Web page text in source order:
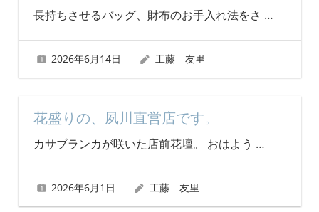
長持ちさせるバッグ、財布のお手入れ法をさ …
2026年6月14日 工藤 友里
花盛りの、夙川直営店です。
カサブランカが咲いた店前花壇。 おはよう …
2026年6月1日 工藤 友里